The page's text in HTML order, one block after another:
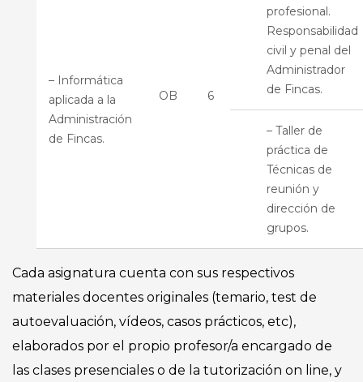
– Informática
aplicada a la
Administración
de Fincas.
OB 6
profesional.
Responsabilidad
civil y penal del
Administrador
de Fincas.
– Taller de
práctica de
Técnicas de
reunión y
dirección de
grupos.
Cada asignatura cuenta con sus respectivos
materiales docentes originales (temario, test de
autoevaluación, vídeos, casos prácticos, etc),
elaborados por el propio profesor/a encargado de
las clases presenciales o de la tutorización on line, y